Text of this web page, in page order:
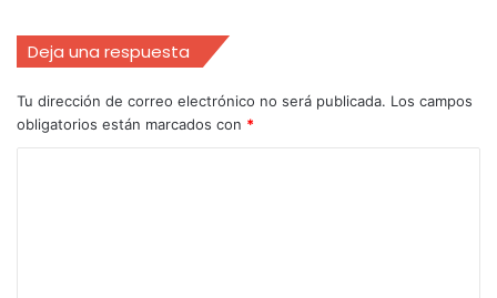
Deja una respuesta
Tu dirección de correo electrónico no será publicada. Los campos
obligatorios están marcados con *